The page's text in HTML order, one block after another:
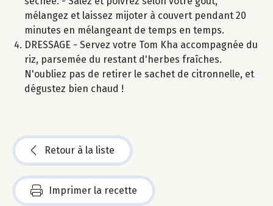
mélangez et laissez mijoter à couvert pendant 20
minutes en mélangeant de temps en temps.
DRESSAGE - Servez votre Tom Kha accompagnée du
riz, parsemée du restant d'herbes fraîches.
N'oubliez pas de retirer le sachet de citronnelle, et
dégustez bien chaud !
Retour à la liste
Imprimer la recette